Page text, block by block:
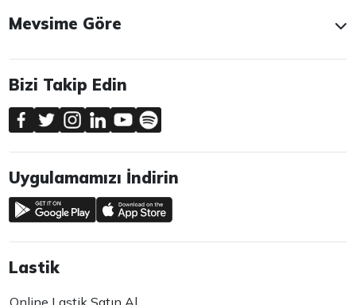
Mevsime Göre
Bizi Takip Edin
Uygulamamızı İndirin
Lastik